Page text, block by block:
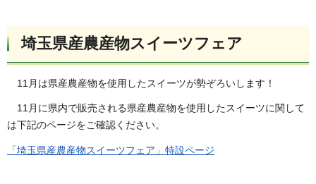
埼玉県産農産物スイーツフェア
11月は県産農産物を使用したスイーツが勢ぞろいします！
11月に県内で販売される県産農産物を使用したスイーツに関して
は下記のページをご確認ください。
「埼玉県産農産物スイーツフェア」特設ページ